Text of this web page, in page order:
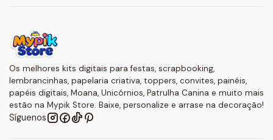
Os melhores kits digitais para festas, scrapbooking,
lembrancinhas, papelaria criativa, toppers, convites, painéis,
papéis digitais, Moana, Unicórnios, Patrulha Canina e muito mais
estão na Mypik Store. Baixe, personalize e arrase na decoração!
Síguenos